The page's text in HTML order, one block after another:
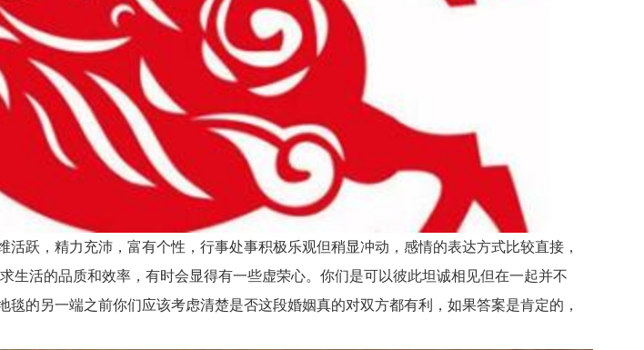
，精力充沛，富有个性，行事处事积极乐观但稍显冲动，感情的表达方式比较直接，
活的品质和效率，有时会显得有一些虚荣心。你们是可以彼此坦诚相见但在一起并不
的另一端之前你们应该考虑清楚是否这段婚姻真的对双方都有利，如果答案是肯定的，